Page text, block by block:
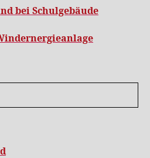
bei Schulgebäude